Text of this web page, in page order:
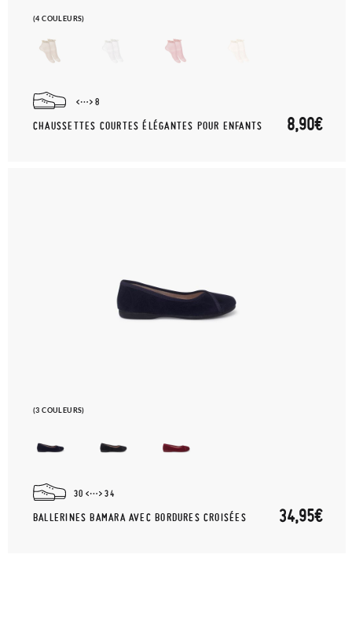
(4 COULEURS)
8
CHAUSSETTES COURTES ÉLÉGANTES POUR ENFANTS 8,90€
(3 COULEURS)
30 34
BALLERINES BAMARA AVEC BORDURES CROISÉES 34,95€